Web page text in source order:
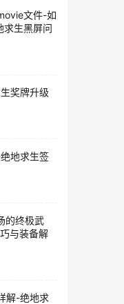
文件-如
求生黑屏问
奖牌升级
地求生签
的终极武
与装备解
解-绝地求